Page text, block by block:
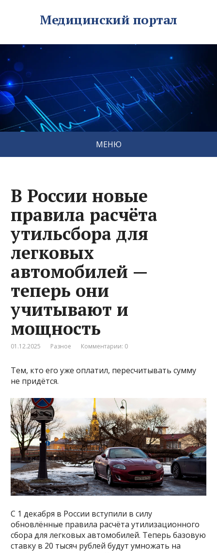
Медицинский портал
МЕНЮ
В России новые
правила расчёта
утильсбора для
легковых
автомобилей —
теперь они
учитывают и
мощность
01.12.2025 Разное Комментарии: 0
Тем, кто его уже оплатил, пересчитывать сумму
не придётся.
С 1 декабря в России вступили в силу
обновлённые правила расчёта утилизационного
сбора для легковых автомобилей. Теперь базовую
ставку в 20 тысяч рублей будут умножать на